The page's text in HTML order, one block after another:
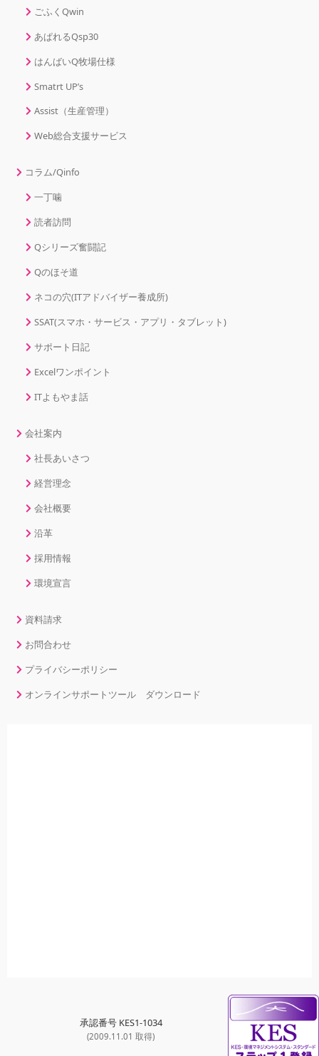
ごふくQwin
あぱれるQsp30
はんばいQ牧場仕様
Smatrt UP’s
Assist（生産管理）
Web総合支援サービス
コラム/Qinfo
一丁噛
読者訪問
Qシリーズ奮闘記
Qのほそ道
ネコの穴(ITアドバイザー養成所)
SSAT(スマホ・サービス・アプリ・タブレット)
サポート日記
Excelワンポイント
ITよもやま話
会社案内
社長あいさつ
経営理念
会社概要
沿革
採用情報
環境宣言
資料請求
お問合わせ
プライバシーポリシー
オンラインサポートツール ダウンロード
承認番号 KES1-1034
(2009.11.01 取得)